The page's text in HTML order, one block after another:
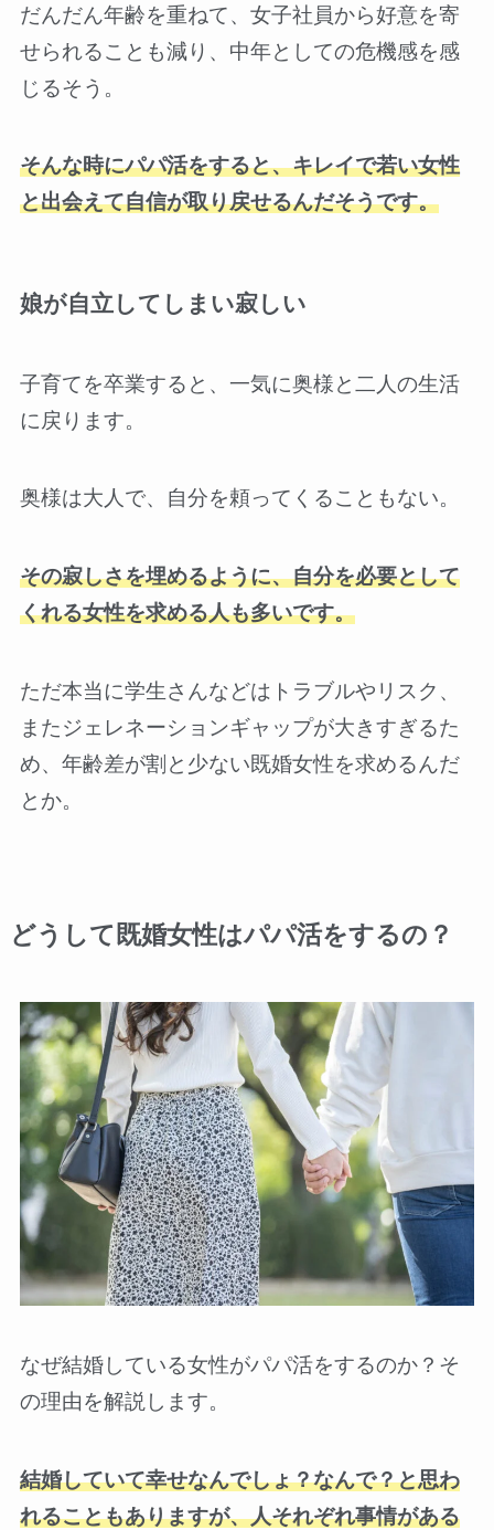
だんだん年齢を重ねて、女子社員から好意を寄
せられることも減り、中年としての危機感を感
じるそう。
そんな時にパパ活をすると、キレイで若い女性
と出会えて自信が取り戻せるんだそうです。
娘が自立してしまい寂しい
子育てを卒業すると、一気に奥様と二人の生活
に戻ります。
奥様は大人で、自分を頼ってくることもない。
その寂しさを埋めるように、自分を必要として
くれる女性を求める人も多いです。
ただ本当に学生さんなどはトラブルやリスク、
またジェレネーションギャップが大きすぎるた
め、年齢差が割と少ない既婚女性を求めるんだ
とか。
どうして既婚女性はパパ活をするの？
なぜ結婚している女性がパパ活をするのか？そ
の理由を解説します。
結婚していて幸せなんでしょ？なんで？と思わ
れることもありますが、人それぞれ事情がある